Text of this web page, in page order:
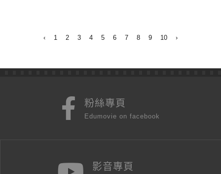
‹ 1 2 3 4 5 6 7 8 9 10 ›
粉絲專頁
Edumovie on facebook
影音專頁